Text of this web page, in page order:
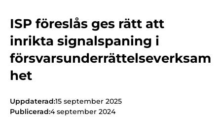
Internationella sanktioner
Kemvapen-konventionen
Om ISP
Kontakt
ISP föreslås ges rätt att
inrikta signalspaning i
försvarsunderrättelseverksam
het
Uppdaterad:15 september 2025
Publicerad:4 september 2024